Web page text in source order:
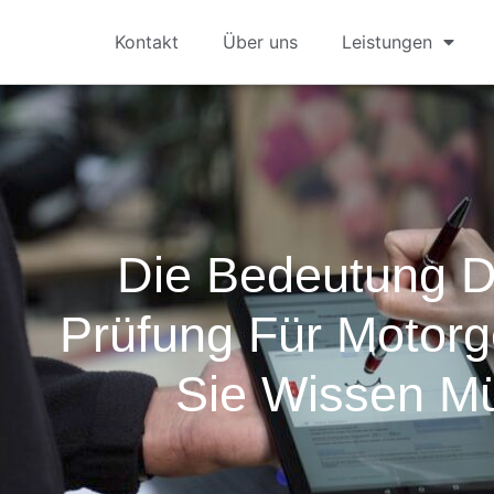
Kontakt Über uns Leistungen
Die Bedeutung
Prüfung Für
Sie Wissen